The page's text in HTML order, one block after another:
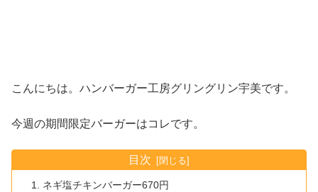
こんにちは。ハンバーガー工房グリングリン宇美です。
今週の期間限定バーガーはコレです。
目次
ネギ塩チキンバーガー670円